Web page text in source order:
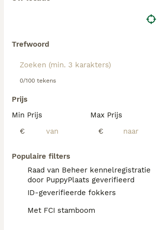
Trefwoord
0/100 tekens
Prijs
Min Prijs
€
Max Prijs
€
Populaire filters
Raad van Beheer kennelregistratie
door PuppyPlaats geverifieerd
ID-geverifieerde fokkers
Met FCI stamboom